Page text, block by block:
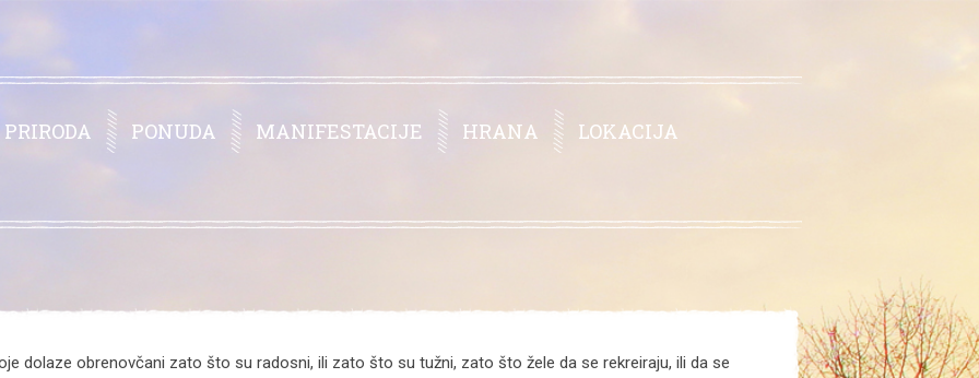
PRIRODA PONUDA MANIFESTACIJE HRANA LOKACIJA
dolaze obrenovčani zato što su radosni, ili zato što su tužni, zato što žele da se rekreiraju, ili da se